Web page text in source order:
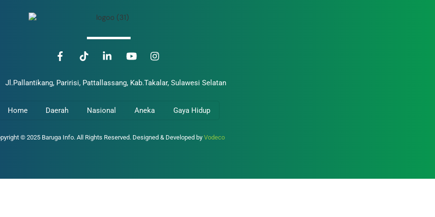
Jl.Pallantikang, Paririsi, Pattallassang, Kab.Takalar, Sulawesi Selatan
Home Daerah Nasional Aneka Gaya Hidup
© 2025 Baruga Info. All Rights Reserved. Designed & Developed by Vodeco